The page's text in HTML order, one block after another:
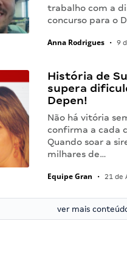
trabalho com a
concurso para o
Anna Rodrigues • 9
História de
supera
Depen!
Não há vitória
confirma a cada
Quando soar a
milhares de…
Equipe Gran • 21 de
ver mais